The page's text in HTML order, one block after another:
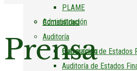
Administración
Outsourcing
PLAME
Auditoría
Auditoría de Estados
Contabilidad
Elaboración de Estados
Prensa